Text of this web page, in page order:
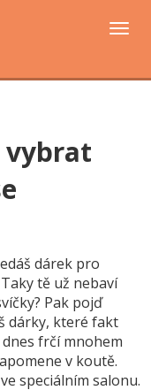
vybrat
dárek pro
tě už nebaví
Pak pojď
dárky, které fakt
frčí mnohem
v koutě.
speciálním salonu.